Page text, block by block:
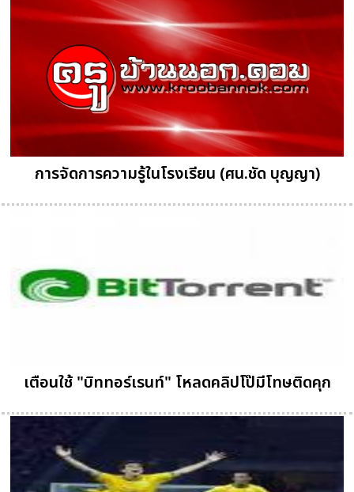
การจัดการความรู้ในโรงเรียน (ศน.ชัด บุญญา)
เตือนใช้ "บิททอร์เรนท์" โหลดคลิปโป๊มีโทษติดคุก